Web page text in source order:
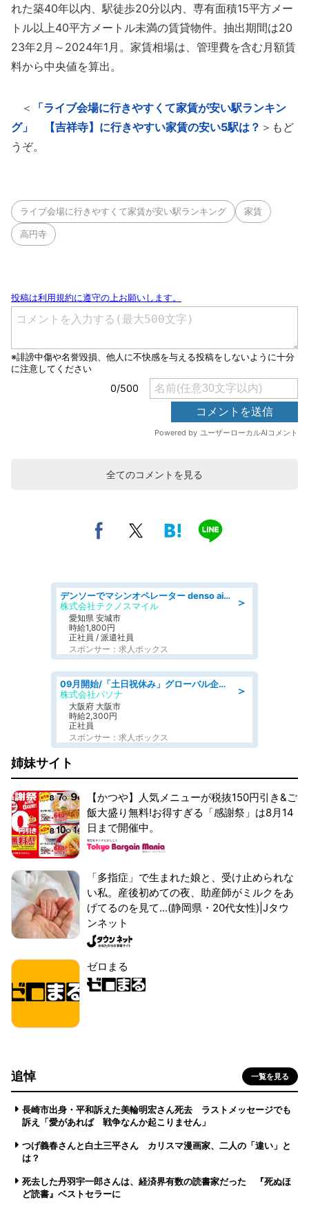
れた築40年以内、駅徒歩20分以内、専有面積15平方メー
トル以上40平方メートル未満の賃貸物件。抽出期間は20
23年2月～2024年1月。家賃相場は、管理費を含む月額賃
料から中央値を算出。
＜
「ライブ会場に行きやすくて家賃が安い駅ランキン
グ」 【吉祥寺】に行きやすい家賃の安い5駅は？ ＞もど
うぞ。
ライブ会場に行きやすくて家賃が安い駅ランキング 家賃
高円寺
全てのコメントを見る
＞
デンソーでマシンオペレーター denso aichi
株式会社テクノスマイル
愛知県 安城市
時給1,800円
正社員 / 派遣社員
スポンサー：求人ボックス
＞
09月開始/「土日祝休み」グローバル企業での産業保健のお仕事/保健師/高時給/残業なし/服装自由
株式会社パソナ
大阪府 大阪市
時給2,300円
正社員
スポンサー：求人ボックス
姉妹サイト
【かつや】人気メニューが税抜150円引き&ご
飯大盛り無料!お得すぎる「感謝祭」は8月14
日まで開催中。
「多指症」で生まれた娘と、受け止められな
い私。産後初めての夜、助産師がミルクをあ
げてるのを見て...(静岡県・20代女性)|Jタウ
ンネット
ゼロまる
追悼 一覧を見る
長崎市出身・平和訴えた美輪明宏さん死去 ラストメッセージでも
訴え「愛があれば 戦争なんか起こりません」
つげ義春さんと白土三平さん カリスマ漫画家、二人の「違い」と
は？
死去した丹羽宇一郎さんは、経済界有数の読書家だった 『死ぬほ
ど読書』ベストセラーに